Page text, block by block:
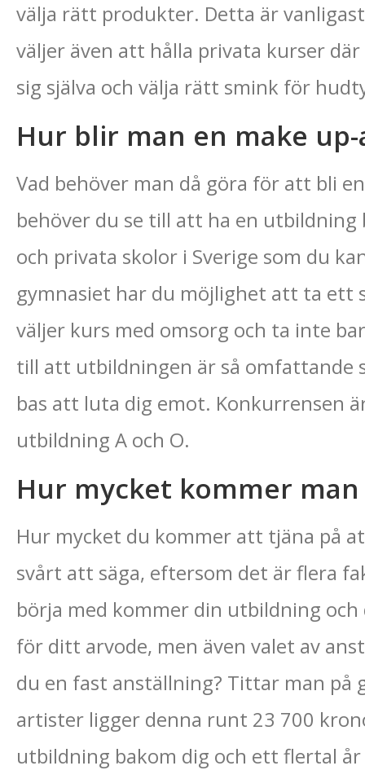
välja rätt produkter. Detta är
väljer även att hålla privata kurser
sig själva och välja rätt smink för
Hur blir man en make
Vad behöver man då göra för att bli
behöver du se till att ha en
och privata skolor i Sverige som du
gymnasiet har du möjlighet att ta ett
väljer kurs med omsorg och ta inte
till att utbildningen är så omfattande
bas att luta dig emot. Konkurrensen
utbildning A och O.
Hur mycket kommer
Hur mycket du kommer att tjäna på
svårt att säga, eftersom det är flera
börja med kommer din utbildning
för ditt arvode, men även valet av
du en fast anställning? Tittar man
artister ligger denna runt 23 700
utbildning bakom dig och ett flertal